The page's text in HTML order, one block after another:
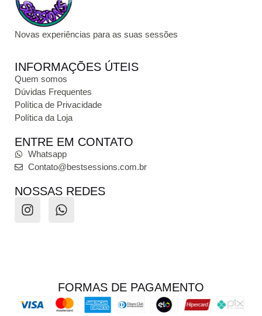
Novas experiências para as suas sessões
INFORMAÇÕES ÚTEIS
Quem somos
Dúvidas Frequentes
Política de Privacidade
Política da Loja
ENTRE EM CONTATO
Whatsapp
Contato@bestsessions.com.br
NOSSAS REDES
FORMAS DE PAGAMENTO